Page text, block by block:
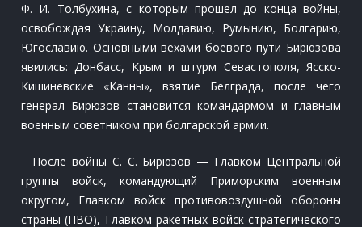
Ф. И. Толбухина, с которым прошел до конца войны,
освобождая Украину, Молдавию, Румынию, Болгарию,
Югославию. Основными вехами боевого пути Бирюзова
явились: Донбасс, Крым и штурм Севастополя, Ясско-
Кишиневские «Канны», взятие Белграда, после чего
генерал Бирюзов становится командармом и главным
военным советником при болгарской армии.
После войны С. С. Бирюзов — Главком Центральной
группы войск, командующий Приморским военным
округом, Главком войск противовоздушной обороны
страны (ПВО), Главком ракетных войск стратегического